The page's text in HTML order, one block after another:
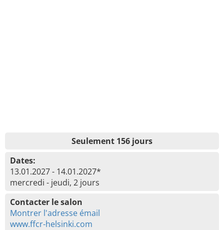
Seulement 156 jours
Dates:
13.01.2027 - 14.01.2027*
mercredi - jeudi, 2 jours
Contacter le salon
Montrer l'adresse émail
www.ffcr-helsinki.com